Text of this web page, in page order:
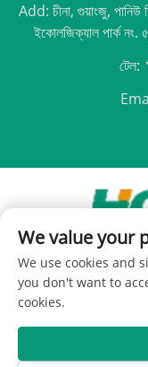
Add: চীনা, গুয়াংজু, পানিউ
ইকোলজিক্যাল পার্ক নং.
টেল:
কপিরাইট © 2025
We value your
We use cookies and
you don't want to
cookies.